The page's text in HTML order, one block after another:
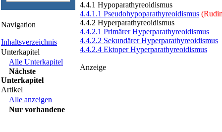
Navigation
Inhaltsverzeichnis
Unterkapitel
Alle Unterkapitel
Nächste
Unterkapitel
Artikel
Alle anzeigen
Nur vorhandene
4.4.1 Hypoparathyreoidismus
4.4.1.1 Pseudohypoparathyreoidismus
4.4.2 Hyperparathyreoidismus
4.4.2.1 Primärer Hyperparathyreoidismus
4.4.2.2 Sekundärer Hyperparathyreoidismus
4.4.2.4 Ektoper Hyperparathyreoidismus
Anzeige